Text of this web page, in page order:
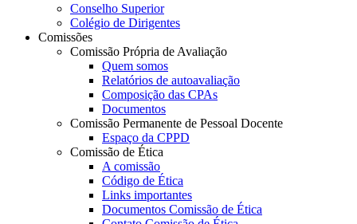
Conselho Superior
Colégio de Dirigentes
Comissões
Comissão Própria de Avaliação
Quem somos
Relatórios de autoavaliação
Composição das CPAs
Documentos
Comissão Permanente de Pessoal Docente
Espaço da CPPD
Comissão de Ética
A comissão
Código de Ética
Links importantes
Documentos Comissão de Ética